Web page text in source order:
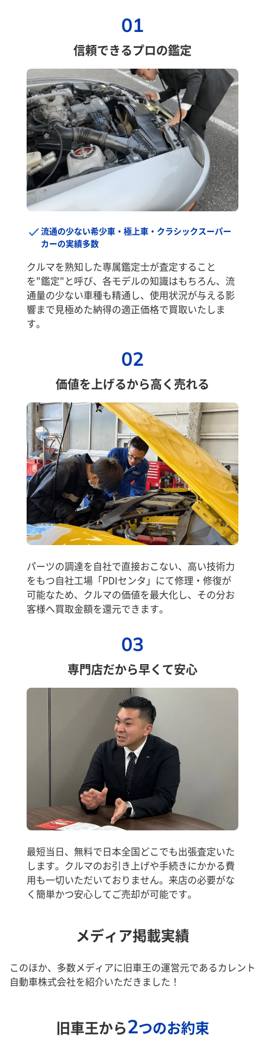
01
信頼できるプロの鑑定
流通の少ない希少車・極上車・クラシックスーパー
カーの実績多数
クルマを熟知した専属鑑定士が査定すること
を"鑑定"と呼び、各モデルの知識はもちろん、流
通量の少ない車種も精通し、使用状況が与える影
響まで見極めた納得の適正価格で買取いたしま
す。
02
価値を上げるから高く売れる
パーツの調達を自社で直接おこない、高い技術力
をもつ自社工場「PDIセンタ」にて修理・修復が
可能なため、クルマの価値を最大化し、その分お
客様へ買取金額を還元できます。
03
専門店だから早くて安心
最短当日、無料で日本全国どこでも出張査定いた
します。クルマのお引き上げや手続きにかかる費
用も一切いただいておりません。来店の必要がな
く簡単かつ安心してご売却が可能です。
メディア掲載実績
このほか、多数メディアに旧車王の運営元であるカレント
自動車株式会社を紹介いただきました！
旧車王から2つのお約束